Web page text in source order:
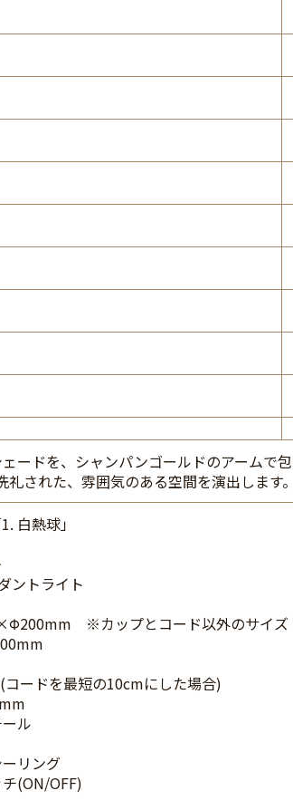
ードを、シャンパンゴールドのアームで
された、雰囲気のある空間を演出します。
白熱球」
ントライト
※カップとコード以外のサイズ
ードを最短の10cmにした場合)
ル
リング
(ON/OFF)